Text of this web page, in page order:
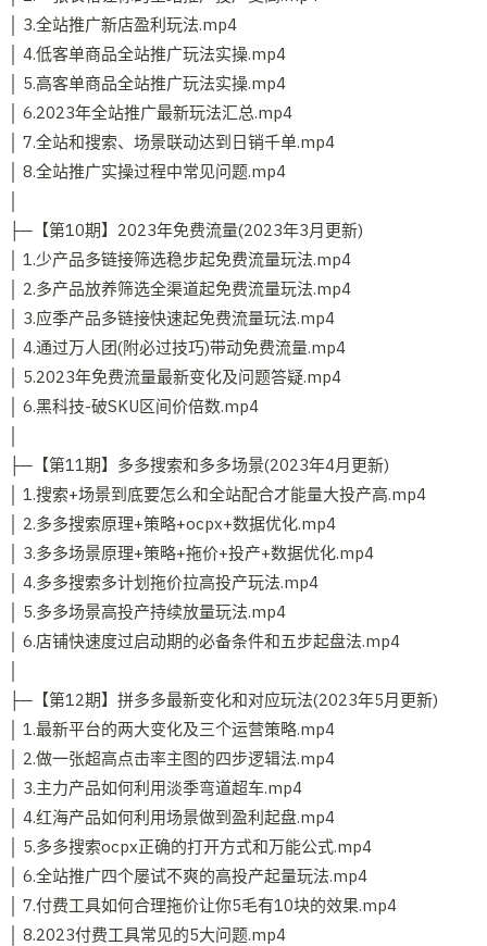
│ 3.全站推广新店盈利玩法.mp4
│ 4.低客单商品全站推广玩法实操.mp4
│ 5.高客单商品全站推广玩法实操.mp4
│ 6.2023年全站推广最新玩法汇总.mp4
│ 7.全站和搜索、场景联动达到日销千单.mp4
│ 8.全站推广实操过程中常见问题.mp4
├─【第10期】2023年免费流量(2023年3月更新)
│ 1.少产品多链接筛选稳步起免费流量玩法.mp4
│ 2.多产品放养筛选全渠道起免费流量玩法.mp4
│ 3.应季产品多链接快速起免费流量玩法.mp4
│ 4.通过万人团(附必过技巧)带动免费流量.mp4
│ 5.2023年免费流量最新变化及问题答疑.mp4
│ 6.黑科技-破SKU区间价倍数.mp4
├─【第11期】多多搜索和多多场景(2023年4月更新)
│ 1.搜索+场景到底要怎么和全站配合才能量大投产高.mp4
│ 2.多多搜索原理+策略+ocpx+数据优化.mp4
│ 3.多多场景原理+策略+拖价+投产+数据优化.mp4
│ 4.多多搜索多计划拖价拉高投产玩法.mp4
│ 5.多多场景高投产持续放量玩法.mp4
│ 6.店铺快速度过启动期的必备条件和五步起盘法.mp4
├─【第12期】拼多多最新变化和对应玩法(2023年5月更新)
│ 1.最新平台的两大变化及三个运营策略.mp4
│ 2.做一张超高点击率主图的四步逻辑法.mp4
│ 3.主力产品如何利用淡季弯道超车.mp4
│ 4.红海产品如何利用场景做到盈利起盘.mp4
│ 5.多多搜索ocpx正确的打开方式和万能公式.mp4
│ 6.全站推广四个屡试不爽的高投产起量玩法.mp4
│ 7.付费工具如何合理拖价让你5毛有10块的效果.mp4
│ 8.2023付费工具常见的5大问题.mp4